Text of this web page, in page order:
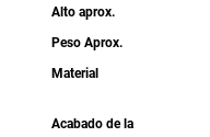
Alto aprox.
Peso Aprox.
Material
Acabado de la